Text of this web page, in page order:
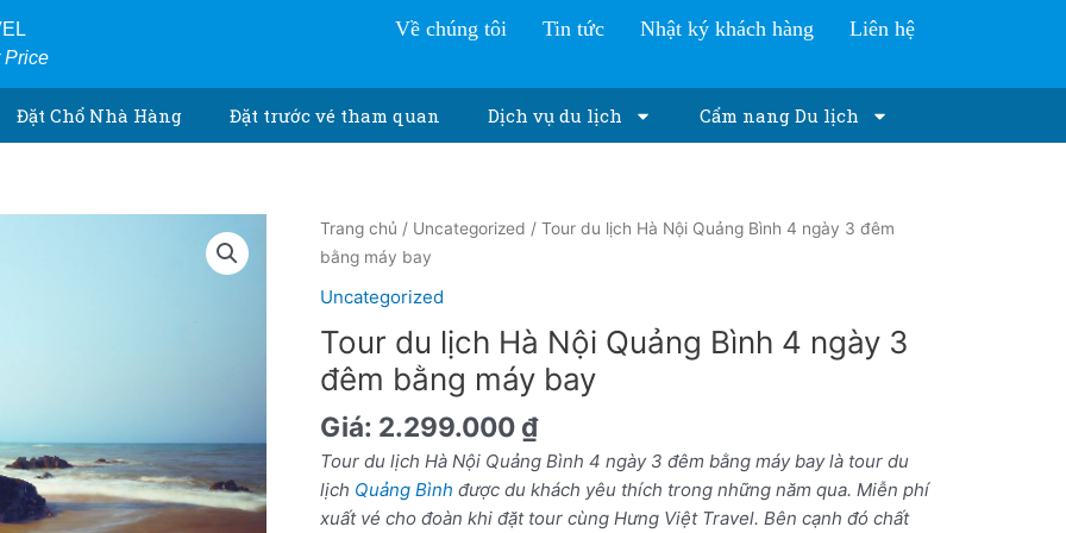
Price
Về chúng tôi Tin tức Nhật ký khách hàng Liên hệ
Đặt Chổ Nhà Hàng Đặt trước vé tham quan Dịch vụ du lịch Cẩm nang Du lịch
Trang chủ / Uncategorized / Tour du lịch Hà Nội Quảng Bình 4 ngày 3 đêm
bằng máy bay
Uncategorized
Tour du lịch Hà Nội Quảng Bình 4 ngày 3
đêm bằng máy bay
Giá: 2.299.000 ₫
Tour du lịch Hà Nội Quảng Bình 4 ngày 3 đêm bằng máy bay là tour du
lịch Quảng Bình được du khách yêu thích trong những năm qua. Miễn phí
xuất vé cho đoàn khi đặt tour cùng Hưng Việt Travel. Bên cạnh đó chất
Tour
du
Nội
Quảng
Bình
4
ngày
3
đêm